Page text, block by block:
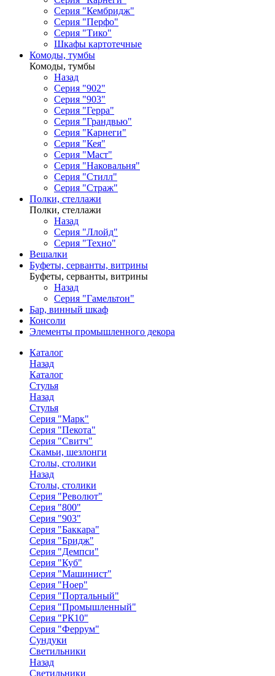
Серия "Кембридж"
Серия "Перфо"
Серия "Тико"
Шкафы картотечные
Комоды, тумбы
Комоды, тумбы
Назад
Серия "902"
Серия "903"
Серия "Герра"
Серия "Грандвью"
Серия "Карнеги"
Серия "Кея"
Серия "Маст"
Серия "Наковальня"
Серия "Стилл"
Серия "Страж"
Полки, стеллажи
Полки, стеллажи
Назад
Серия "Ллойд"
Серия "Техно"
Вешалки
Буфеты, серванты, витрины
Буфеты, серванты, витрины
Назад
Серия "Гамельтон"
Бар, винный шкаф
Консоли
Элементы промышленного декора
Каталог
Назад
Каталог
Стулья
Назад
Стулья
Серия "Марк"
Серия "Пекота"
Серия "Свитч"
Скамьи, шезлонги
Столы, столики
Назад
Столы, столики
Серия "Револют"
Серия "800"
Серия "903"
Серия "Баккара"
Серия "Бридж"
Серия "Демпси"
Серия "Куб"
Серия "Машинист"
Серия "Ноер"
Серия "Портальный"
Серия "Промышленный"
Серия "РК10"
Серия "Феррум"
Сундуки
Светильники
Назад
Светильники